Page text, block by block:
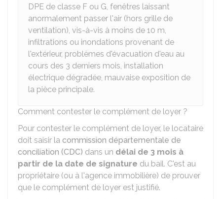
DPE de classe F ou G, fenêtres laissant
anormalement passer l'air (hors grille de
ventilation), vis-à-vis à moins de 10 m,
infiltrations ou inondations provenant de
l'extérieur, problèmes d'évacuation d'eau au
cours des 3 derniers mois, installation
électrique dégradée, mauvaise exposition de
la pièce principale.
Comment contester le complément de loyer ?
Pour contester le complément de loyer, le locataire
doit saisir la commission départementale de
conciliation (CDC) dans un délai de 3 mois à
partir de la date de signature du bail. C'est au
propriétaire (ou à l'agence immobilière) de prouver
que le complément de loyer est justifié.